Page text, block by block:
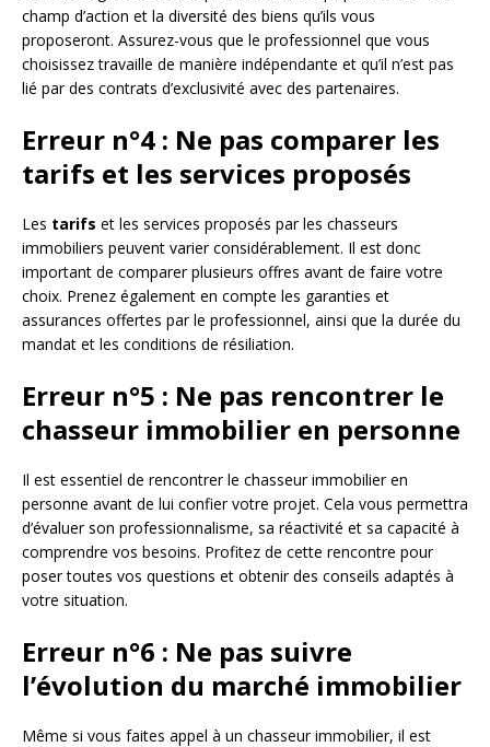
champ d’action et la diversité des biens qu’ils vous
proposeront. Assurez-vous que le professionnel que vous
choisissez travaille de manière indépendante et qu’il n’est pas
lié par des contrats d’exclusivité avec des partenaires.
Erreur n°4 : Ne pas comparer les
tarifs et les services proposés
Les tarifs et les services proposés par les chasseurs
immobiliers peuvent varier considérablement. Il est donc
important de comparer plusieurs offres avant de faire votre
choix. Prenez également en compte les garanties et
assurances offertes par le professionnel, ainsi que la durée du
mandat et les conditions de résiliation.
Erreur n°5 : Ne pas rencontrer le
chasseur immobilier en personne
Il est essentiel de rencontrer le chasseur immobilier en
personne avant de lui confier votre projet. Cela vous permettra
d’évaluer son professionnalisme, sa réactivité et sa capacité à
comprendre vos besoins. Profitez de cette rencontre pour
poser toutes vos questions et obtenir des conseils adaptés à
votre situation.
Erreur n°6 : Ne pas suivre
l’évolution du marché immobilier
Même si vous faites appel à un chasseur immobilier, il est